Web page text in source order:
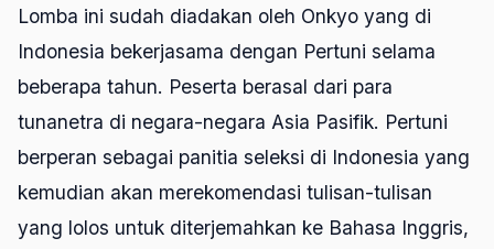
Lomba ini sudah diadakan oleh Onkyo yang di
Indonesia bekerjasama dengan Pertuni selama
beberapa tahun. Peserta berasal dari para
tunanetra di negara-negara Asia Pasifik. Pertuni
berperan sebagai panitia seleksi di Indonesia yang
kemudian akan merekomendasi tulisan-tulisan
yang lolos untuk diterjemahkan ke Bahasa Inggris,